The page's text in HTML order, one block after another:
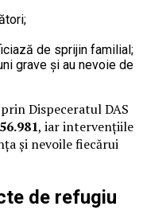
de sprijin familial;
grave și au nevoie de
Dispeceratul DAS
, iar intervențiile
și nevoile fiecărui
de refugiu